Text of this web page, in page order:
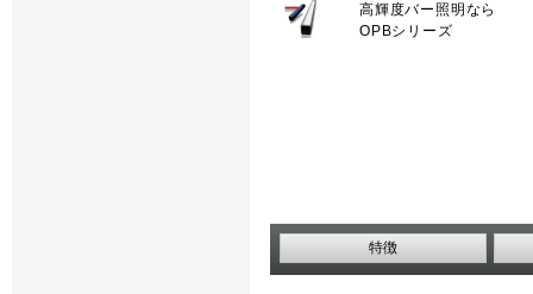
高輝度バー照明なら
OPBシリーズ
特徴